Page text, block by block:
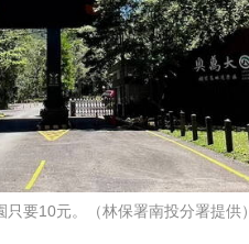
要10元。（林保署南投分署提供）